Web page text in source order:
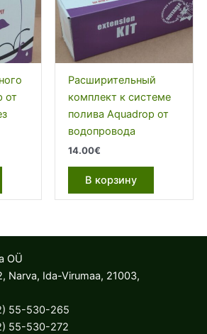
от
Расширительный
комплект к системе
полива Aquadrop от
водопровода
14.00€
В корзину
OÜ
Narva, Ida-Virumaa, 21003,
55-530-265
55-530-272